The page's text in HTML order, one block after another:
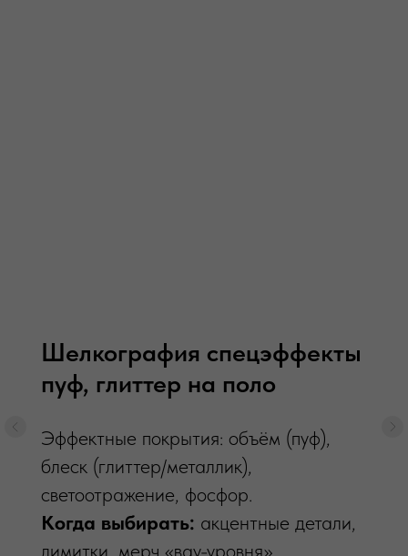
Шевроны, нашивки, патчи,
жаккарды на поло
Нашивки и шевроны любого типа:
вышитые, жаккардовые, ПВХ, на
липучке или под пришив.
Когда выбирать: фирменные
элементы, куртки, толстовки, жилеты.
Шелкография спецэффекты
пуф, глиттер на поло
Эффектные покрытия: объём (пуф),
блеск (глиттер/металлик),
светоотражение, фосфор.
Когда выбирать: акцентные детали,
лимитки, мерч «вау-уровня».